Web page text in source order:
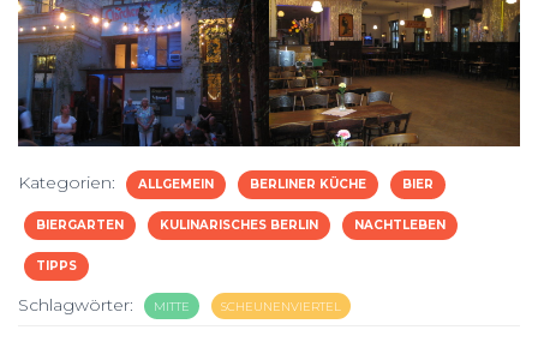
Kategorien: ALLGEMEIN BERLINER KÜCHE BIER
BIERGARTEN KULINARISCHES BERLIN NACHTLEBEN
TIPPS
Schlagwörter: MITTE SCHEUNENVIERTEL